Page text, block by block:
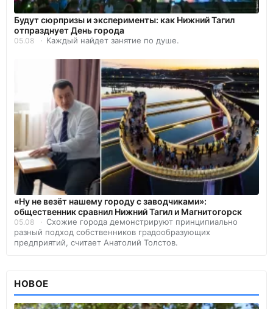
Будут сюрпризы и эксперименты: как Нижний Тагил
отпразднует День города
05.08 Каждый найдет занятие по душе.
«Ну не везёт нашему городу с заводчиками»:
общественник сравнил Нижний Тагил и Магнитогорск
05.08
Схожие города демонстрируют принципиально
разный подход собственников градообразующих
предприятий, считает Анатолий Толстов.
НОВОЕ